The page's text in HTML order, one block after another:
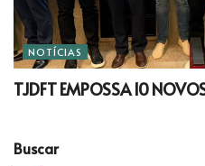
NOTÍCIAS
TJDFT EMPOSSA 10
Buscar